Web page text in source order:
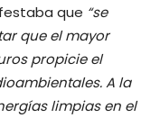
que “se
que el mayor
propicie el
A la
limpias en el